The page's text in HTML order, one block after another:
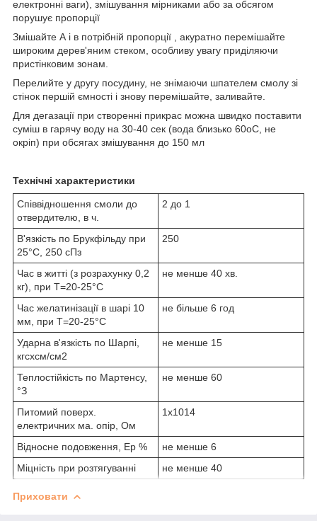
електронні ваги), змішування мірниками або за обсягом
порушує пропорції
Змішайте А і в потрібній пропорції , акуратно перемішайте
широким дерев'яним стеком, особливу увагу приділяючи
пристінковим зонам.
Перелийте у другу посудину, не знімаючи шпателем смолу зі
стінок першій ємності і знову перемішайте, заливайте.
Для дегазації при створенні прикрас можна швидко поставити
суміш в гарячу воду на 30-40 сек (вода близько 60оС, не
окріп) при обсягах змішування до 150 мл
Технічні характеристики
Співвідношення смоли до
отвердителю, в ч.
2 до 1
В'язкість по Брукфільду при
25°С, 250 сПз
250
Час в житті (з розрахунку 0,2
кг), при Т=20-25°С
не менше 40 хв.
Час желатинізації в шарі 10
мм, при Т=20-25°С
не більше 6 год
Ударна в'язкість по Шарпі,
кгсхсм/см2
не менше 15
Теплостійкість по Мартенсу,
°З
не менше 60
Питомий поверх.
електричних ма. опір, Ом
1x1014
Відносне подовження, Ер %
не менше 6
Міцність при розтягуванні
не менше 40
Приховати